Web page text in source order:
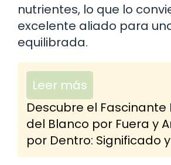
nutrientes, lo que lo
excelente aliado para
equilibrada.
Leer más
Descubre el Fascinante
del Blanco por Fuera y
por Dentro: Significado